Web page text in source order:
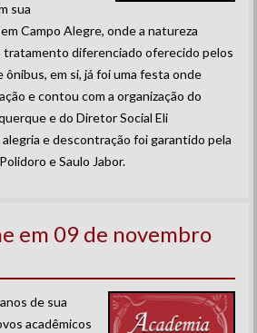
sua
Campo Alegre, onde a natureza
tratamento diferenciado oferecido pelos
em si, já foi uma festa onde
e contou com a organização do
e do Diretor Social Eli
e descontração foi garantido pela
e Saulo Jabor.
em 09 de novembro
de sua
acadêmicos